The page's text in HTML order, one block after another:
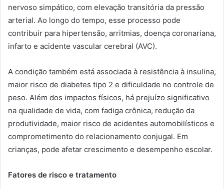
nervoso simpático, com elevação transitória da pressão
arterial. Ao longo do tempo, esse processo pode
contribuir para hipertensão, arritmias, doença coronariana,
infarto e acidente vascular cerebral (AVC).
A condição também está associada à resistência à insulina,
maior risco de diabetes tipo 2 e dificuldade no controle de
peso. Além dos impactos físicos, há prejuízo significativo
na qualidade de vida, com fadiga crônica, redução da
produtividade, maior risco de acidentes automobilísticos e
comprometimento do relacionamento conjugal. Em
crianças, pode afetar crescimento e desempenho escolar.
Fatores de risco e tratamento